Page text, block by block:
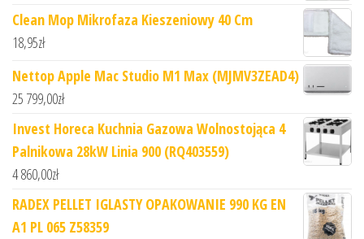
Clean Mop Mikrofaza Kieszeniowy 40 Cm
18,95zł
Nettop Apple Mac Studio M1 Max (MJMV3ZEAD4)
25 799,00zł
Invest Horeca Kuchnia Gazowa Wolnostojąca 4
Palnikowa 28kW Linia 900 (RQ403559)
4 860,00zł
RADEX PELLET IGLASTY OPAKOWANIE 990 KG EN
A1 PL 065 Z58359